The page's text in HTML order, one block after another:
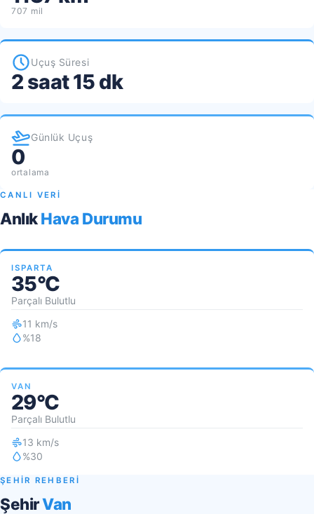
707 mil
Uçuş Süresi
2 saat 15 dk
Günlük Uçuş
0
ortalama
CANLI VERİ
AnlıkHava Durumu
ISPARTA
35°C
Parçalı Bulutlu
11 km/s
%18
VAN
29°C
Parçalı Bulutlu
13 km/s
%30
ŞEHİR REHBERİ
ŞehirVan